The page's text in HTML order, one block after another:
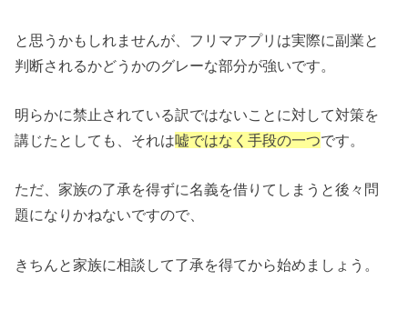
と思うかもしれませんが、フリマアプリは実際に副業と
判断されるかどうかのグレーな部分が強いです。
明らかに禁止されている訳ではないことに対して対策を
講じたとしても、それは嘘ではなく手段の一つです。
ただ、家族の了承を得ずに名義を借りてしまうと後々問
題になりかねないですので、
きちんと家族に相談して了承を得てから始めましょう。